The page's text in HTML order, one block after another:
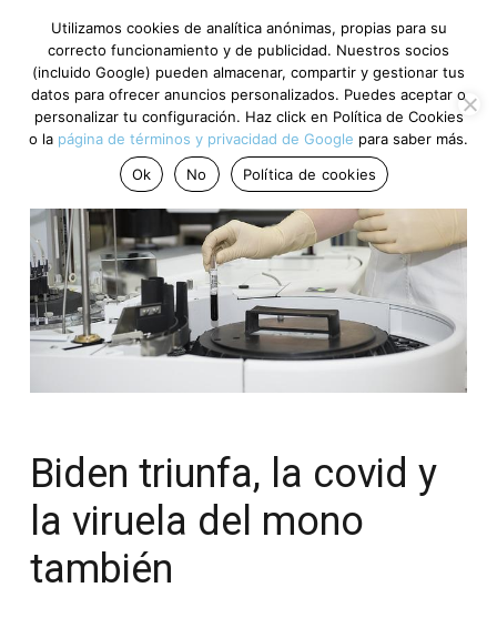
Biden triunfa, la covid y
la viruela del mono
también
Utilizamos cookies de analítica anónimas, propias para su
correcto funcionamiento y de publicidad. Nuestros socios
(incluido Google) pueden almacenar, compartir y gestionar tus
datos para ofrecer anuncios personalizados. Puedes aceptar o
personalizar tu configuración. Haz click en Política de Cookies
o la página de términos y privacidad de Google para saber más.
Ok
No Política de cookies